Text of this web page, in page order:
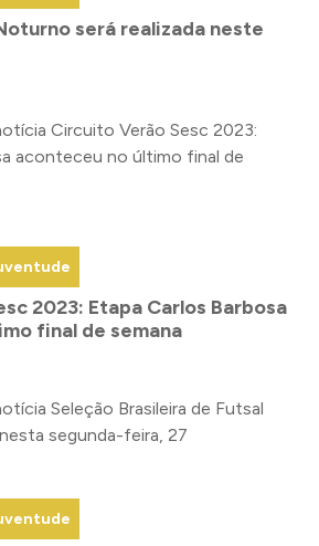
será realizada neste
2023: Etapa Carlos Barbosa
final de semana